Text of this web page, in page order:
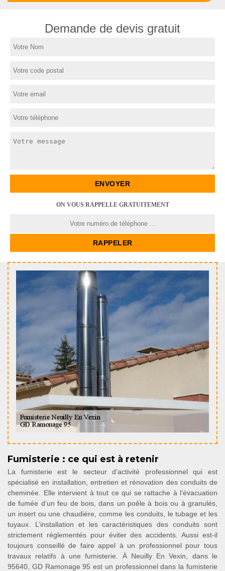
Demande de devis gratuit
ON VOUS RAPPELLE GRATUITEMENT
Fumisterie : ce qui est à retenir
La fumisterie est le secteur d’activité professionnel qui est
spécialisé en installation, entretien et rénovation des conduits de
cheminée. Elle intervient à tout ce qui se rattache à l’évacuation
de fumée d’un feu de bois, dans un poêle à bois ou à granulés,
un insert ou une chaudière, comme les conduits, le tubage et les
tuyaux. L’installation et les caractéristiques des conduits sont
strictement réglementés pour éviter des accidents. Aussi est-il
toujours conseillé de faire appel à un professionnel pour tous
travaux relatifs à une fumisterie. À Neuilly En Vexin, dans le
95640, GD Ramonage 95 est un professionnel dans la fumisterie